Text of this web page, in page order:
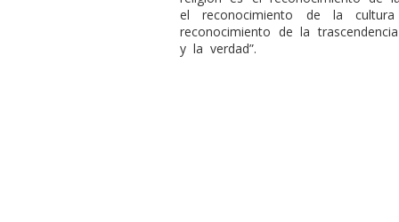
el reconocimiento de la
reconocimiento de la
y la verdad”.